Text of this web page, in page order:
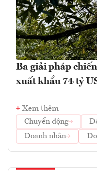
Ba giải pháp
xuất khẩu 74 tỷ
Xem thêm
Chuyển động
Doanh nhân